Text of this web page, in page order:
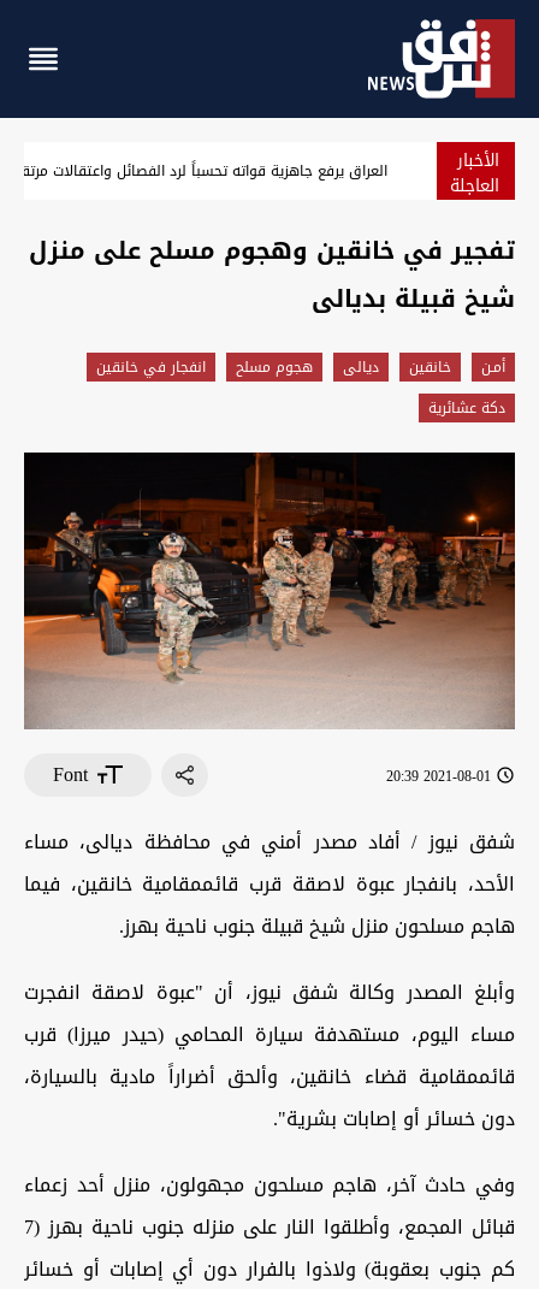
الأخبار
العاجلة الزيدي يوجه برفع الجاهزية الأمنية والاستعداد القتالي في
تفجير في خانقين وهجوم مسلح على منزل
شيخ قبيلة بديالى
أمـن خانقين ديالى هجوم مسلح
انفجار في خانقين
دكة عشائرية
2021-08-01 20:39
Font
شفق نيوز / أفاد مصدر أمني في محافظة ديالى، مساء
الأحد، بانفجار عبوة لاصقة قرب قائممقامية خانقين، فيما
هاجم مسلحون منزل شيخ قبيلة جنوب ناحية بهرز.
وأبلغ المصدر وكالة شفق نيوز، أن "عبوة لاصقة انفجرت
مساء اليوم، مستهدفة سيارة المحامي (حيدر ميرزا) قرب
قائممقامية قضاء خانقين، وألحق أضراراً مادية بالسيارة،
دون خسائر أو إصابات بشرية".
وفي حادث آخر، هاجم مسلحون مجهولون، منزل أحد زعماء
قبائل المجمع، وأطلقوا النار على منزله جنوب ناحية بهرز (7
كم جنوب بعقوبة) ولاذوا بالفرار دون أي إصابات أو خسائر